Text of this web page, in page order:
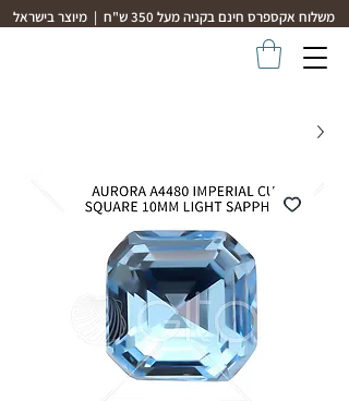
משלוח אקספרס חינם בקניה מעל 350 ש"ח | מיוצר בישראל